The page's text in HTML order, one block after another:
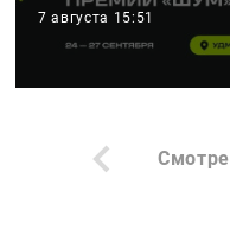
7 августа 15:51